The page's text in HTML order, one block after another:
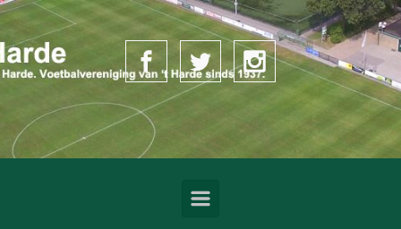
Spring naar de hoofdinhoud